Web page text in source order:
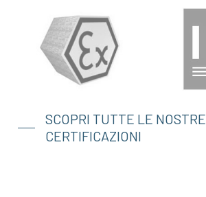
SCOPRI TUTTE LE NOSTRE
CERTIFICAZIONI